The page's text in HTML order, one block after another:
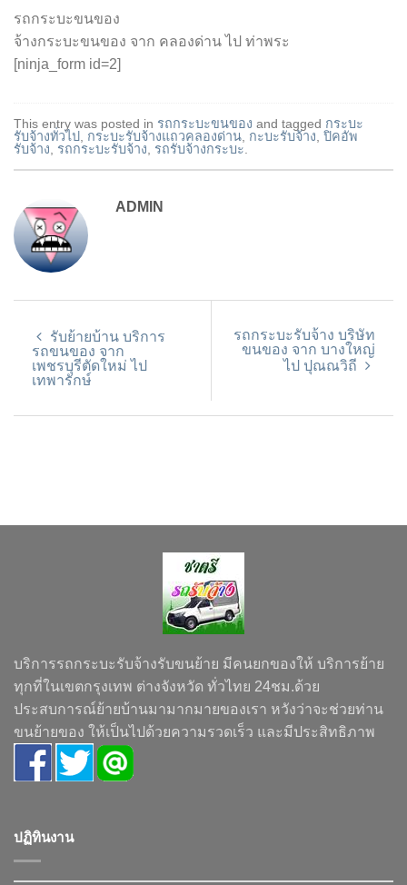
รถกระบะขนของ
จ้างกระบะขนของ จาก คลองด่าน ไป ท่าพระ
[ninja_form id=2]
This entry was posted in รถกระบะขนของ and tagged กระบะ
รับจ้างทั่วไป, กระบะรับจ้างแถวคลองด่าน, กะบะรับจ้าง, ปิคอัพ
รับจ้าง, รถกระบะรับจ้าง, รถรับจ้างกระบะ.
ADMIN
รับย้ายบ้าน บริการ
รถขนของ จาก
เพชรบุรีตัดใหม่ ไป
เทพารักษ์
รถกระบะรับจ้าง บริษัท
ขนของ จาก บางใหญ่
ไป ปุณณวิถี
บริการรถกระบะรับจ้างรับขนย้าย มีคนยกของให้ บริการย้าย
ทุกที่ในเขตกรุงเทพ ต่างจังหวัด ทั่วไทย 24ชม.ด้วย
ประสบการณ์ย้ายบ้านมามากมายของเรา หวังว่าจะช่วยท่าน
ขนย้ายของ ให้เป็นไปด้วยความรวดเร็ว และมีประสิทธิภาพ
ปฏิทินงาน